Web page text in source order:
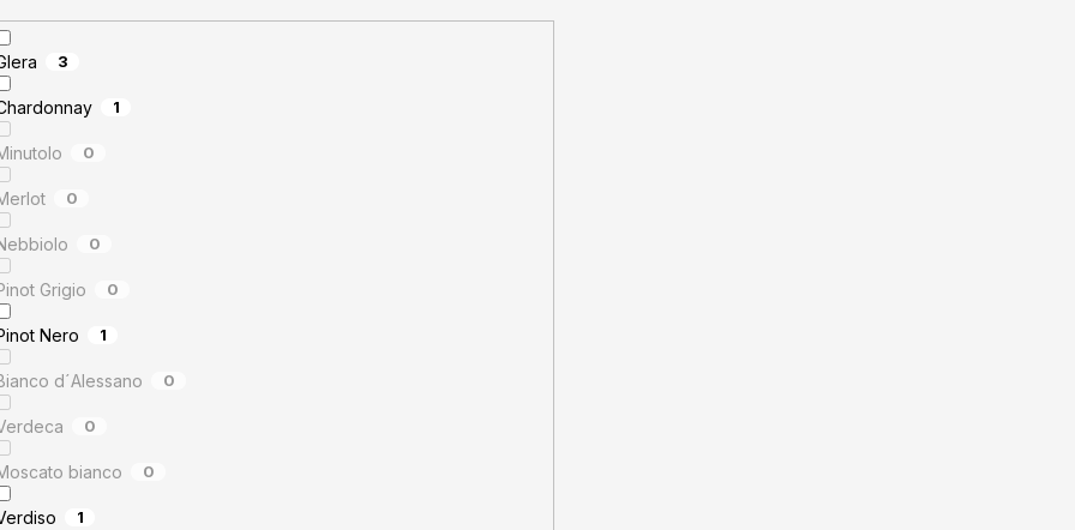
3
1
0
0
0
Grigio 0
Nero 1
d´Alessano 0
0
bianco 0
1